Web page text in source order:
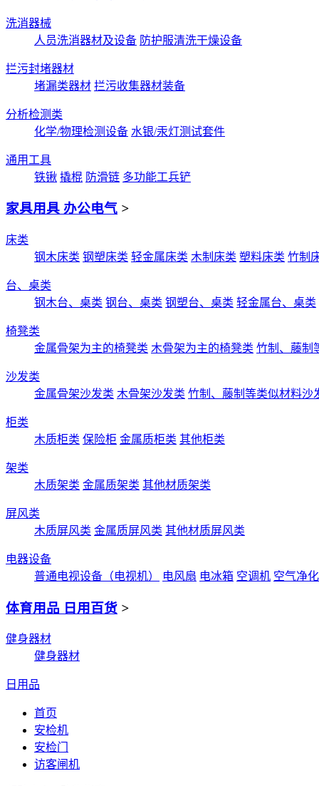
洗消器械
人员洗消器材及设备 防护服清洗干燥设备
拦污封堵器材
堵漏类器材 拦污收集器材装备
分析检测类
化学/物理检测设备 水银/汞灯测试套件
通用工具
铁锹 撬棍 防滑链 多功能工兵铲
家具用具 办公电气 >
床类
钢木床类 钢塑床类 轻金属床类 木制床类 塑料床类 竹制
台、桌类
钢木台、桌类 钢台、桌类 钢塑台、桌类 轻金属台、桌类
椅凳类
金属骨架为主的椅凳类 木骨架为主的椅凳类 竹制、藤制
沙发类
金属骨架沙发类 木骨架沙发类 竹制、藤制等类似材料沙
柜类
木质柜类 保险柜 金属质柜类 其他柜类
架类
木质架类 金属质架类 其他材质架类
屏风类
木质屏风类 金属质屏风类 其他材质屏风类
电器设备
普通电视设备（电视机）
电风扇 电冰箱 空调机 空气净
体育用品 日用百货 >
健身器材
健身器材
日用品
首页
安检机
安检门
访客闸机